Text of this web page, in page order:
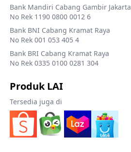
Bank Mandiri Cabang Gambir Jakarta
No Rek 1190 0800 0012 6
Bank BNI Cabang Kramat Raya
No Rek 001 053 405 4
Bank BRI Cabang Kramat Raya
No Rek 0335 0100 0281 304
Produk LAI
Tersedia juga di